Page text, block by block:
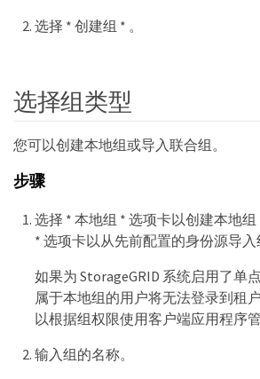
选择 * 创建组 * 。
选择组类型
您可以创建本地组或导入联合组。
步骤
选择 * 本地组 * 选项卡以创建本地
* 选项卡以从先前配置的身份源导入
如果为 StorageGRID 系统启用了单
属于本地组的用户将无法登录到租
以根据组权限使用客户端应用程序
输入组的名称。